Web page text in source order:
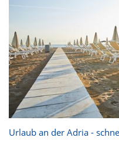
Urlaub an der Adria -